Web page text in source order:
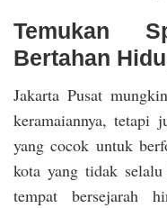
Temukan
Bertahan
Jakarta Pusat
keramaiannya, tetapi
yang cocok untuk
kota yang tidak
tempat bersejarah